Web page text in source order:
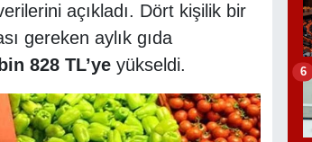
açıkladı. Dört kişilik bir
gereken aylık gıda
828 TL’yeyükseldi. 6